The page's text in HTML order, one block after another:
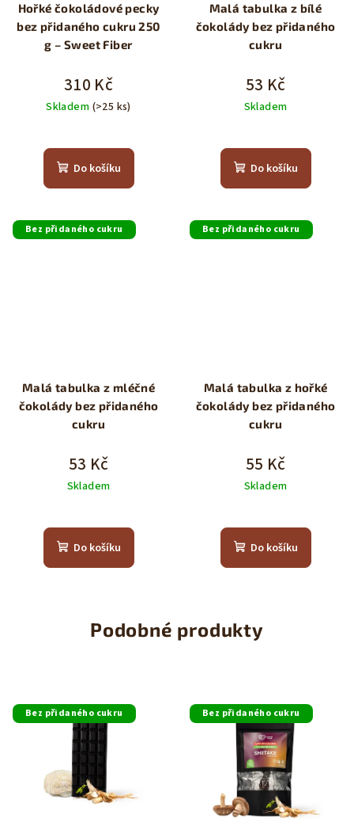
Hořké čokoládové pecky
bez přidaného cukru 250
g – Sweet Fiber
310 Kč
Skladem (>25 ks)
hodnocení
produktu
5
hvězdiček.
Do košíku
Malá tabulka z bílé
čokolády bez přidaného
cukru
53 Kč
Skladem
Do košíku
Bez přidaného cukru
Malá tabulka z mléčné
čokolády bez přidaného
cukru
53 Kč
Skladem
Do košíku
Bez přidaného cukru
Malá tabulka z hořké
čokolády bez přidaného
cukru
55 Kč
Skladem
hodnocení
produktu
Do košíku
Podobné produkty
Bez přidaného cukru Bez přidaného cukru